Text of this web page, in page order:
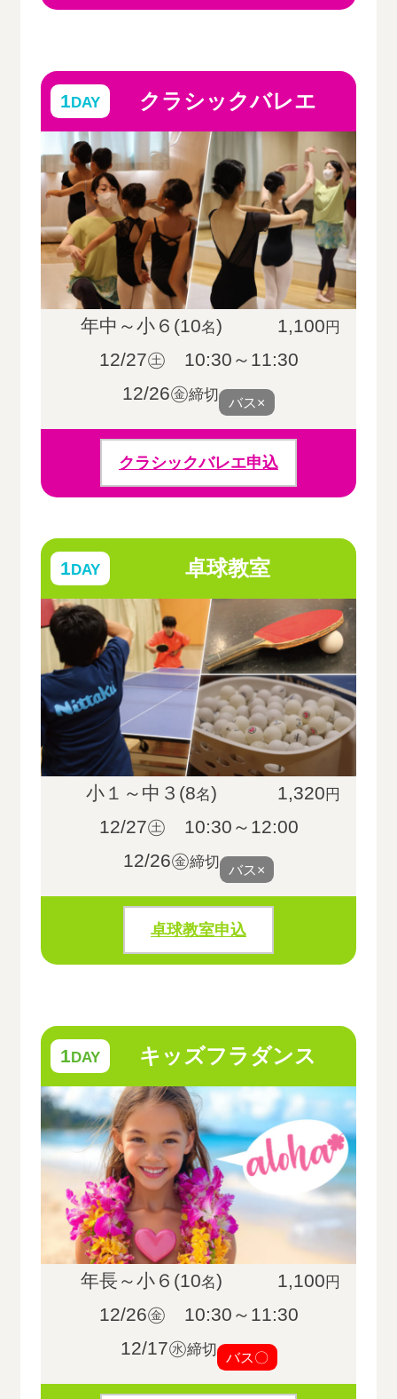
1DAY クラシックバレエ
年中～小６(10名) 1,100 円
12/27㊏ 10:30～11:30
12/26㊎締切 バス×
クラシックバレエ申込
1DAY 卓球教室
小１～中３(8名) 1,320 円
12/27㊏ 10:30～12:00
12/26㊎締切 バス×
卓球教室申込
1DAY キッズフラダンス
年長～小６(10名) 1,100 円
12/26㊎ 10:30～11:30
12/17㊌締切 バス〇